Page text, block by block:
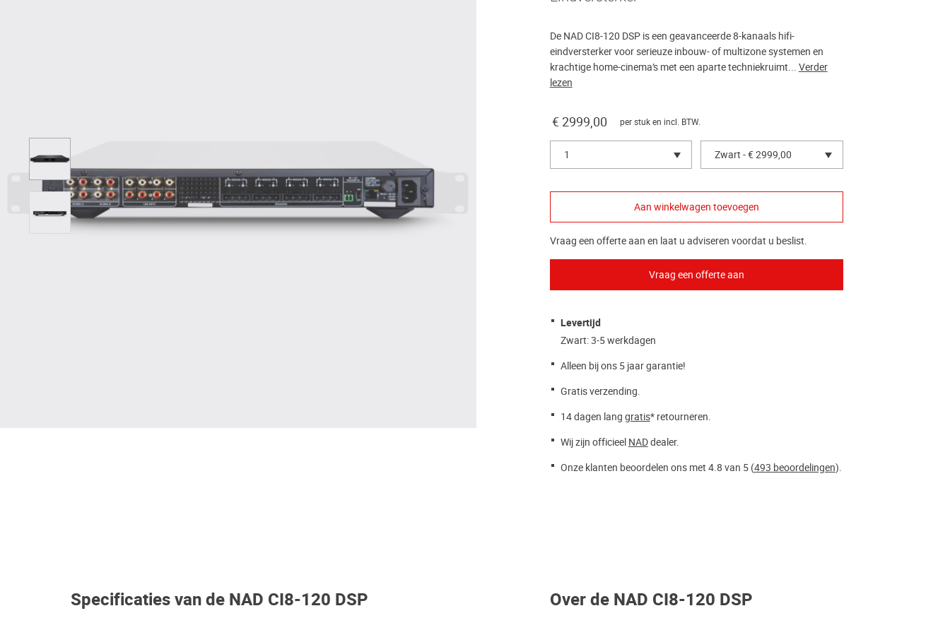
De NAD CI8-120 DSP is een geavanceerde 8-kanaals hifi-
eindversterker voor serieuze inbouw- of multizone systemen en
krachtige home-cinema’s met een aparte techniekruimt... Verder
lezen
€ 2999,00 per stuk en incl. BTW.
1 Zwart - € 2999,00
Vraag een offerte aan en laat u adviseren voordat u beslist.
Levertijd
Zwart: 3-5 werkdagen
Alleen bij ons 5 jaar garantie!
Gratis verzending.
14 dagen lang gratis* retourneren.
Wij zijn officieel NADdealer.
Onze klanten beoordelen ons met 4.8 van 5 (493 beoordelingen).
Specificaties van de NAD CI8-120 DSP Over de NAD CI8-120 DSP